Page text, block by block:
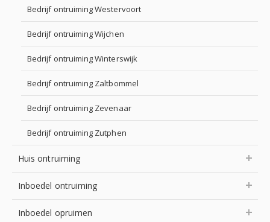
Bedrijf ontruiming Westervoort
Bedrijf ontruiming Wijchen
Bedrijf ontruiming Winterswijk
Bedrijf ontruiming Zaltbommel
Bedrijf ontruiming Zevenaar
Bedrijf ontruiming Zutphen
Huis ontruiming
Inboedel ontruiming
Inboedel opruimen